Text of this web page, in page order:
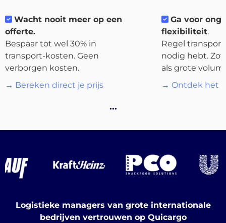
platform
Bestemmingen
Nederlands
Wacht nooit meer op een
offerte.
Bespaar tot wel 30% in
transport-kosten. Geen
verborgen kosten.
→ Bereken direct je prijs
Ga voor
flexibiliteit.
Regel
nodig hebt.
als grote
→ Ontdek het
…
Logistieke managers van grote internationale
bedrijven vertrouwen op Quicargo